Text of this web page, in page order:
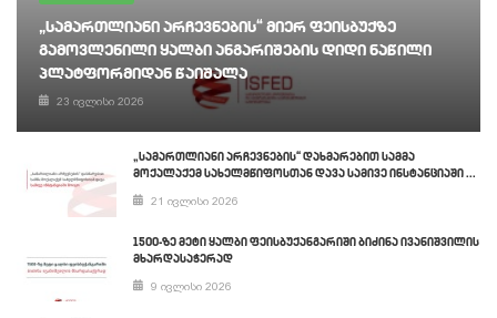
„სამართლიანი არჩევნების“ მიერ ფეისბუქზე
გამოვლენილი ყალბი ანგარიშების დიდი ნაწილი
პლატფორმიდან წაიშალა
23 ივლისი 2026
„სამართლიანი არჩევნების“ დახმარებით სამმა
მოქალაქემ სახელმწიფოსთან დავა სამივე ინსტანციაში ...
21 ივლისი 2026
1500-ზე მეტი ყალბი ფეისბუქანგარიში ბიძინა ივანიშვილის
მხარდასაჭერად
9 ივლისი 2026